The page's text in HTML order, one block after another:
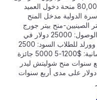
المالية لطلاب السكان الأصليين: $80,000 منحة دخول العميد
وو الأسرة الدولية مدخل المنح
الصينيين-منح بيتر جورج
الدولية للدخول: 3000 دولار جائزة الوصول: 25000 دولار في
السنة جائزة مدخل ماكماستر براير وورلد للطلاب السود: 2500
دولار جوائز مدخل كلية العلوم الإنسانية: $1200-5 5000 جائزة
سنوات منح شوليتش ليدر